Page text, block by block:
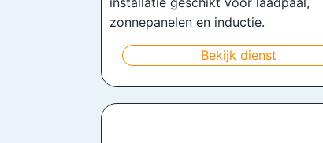
zonnepanelen en inductie.
Bekijk dienst